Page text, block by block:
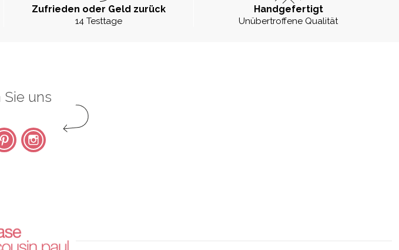
Zufrieden oder Geld zurück
14 Testtage
Handgefertigt
Unübertroffene Qualität
Sie uns
Pinterest Instagram